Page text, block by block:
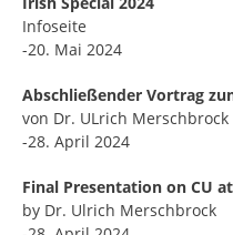
Infoseite
-20. Mai 2024
Abschließender Vortrag
von Dr. ULrich Merschbrock
-28. April 2024
Final Presentation on CU
by Dr. Ulrich Merschbrock